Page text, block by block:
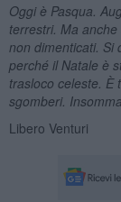
Oggi è Pasqua.
terrestri. Ma
non dimenticati. Si
perché il Natale è
trasloco celeste. È
sgomberi.
Libero Venturi